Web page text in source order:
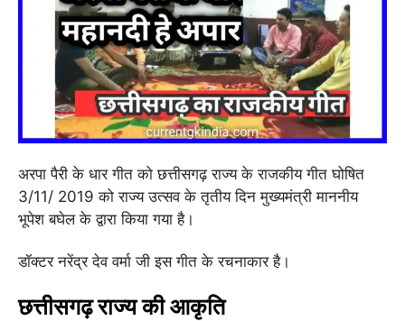
अरपा पैरी के धार गीत को छत्तीसगढ़ राज्य के राजकीय गीत घोषित
3/11/ 2019 को राज्य उत्सव के तृतीय दिन मुख्यमंत्री माननीय
भूपेश बघेल के द्वारा किया गया है।
डॉक्टर नरेंद्र देव वर्मा जी इस गीत के रचनाकार है।
छत्तीसगढ़ राज्य की आकृति